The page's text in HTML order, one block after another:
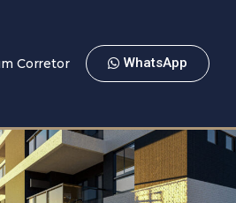
Corretor WhatsApp